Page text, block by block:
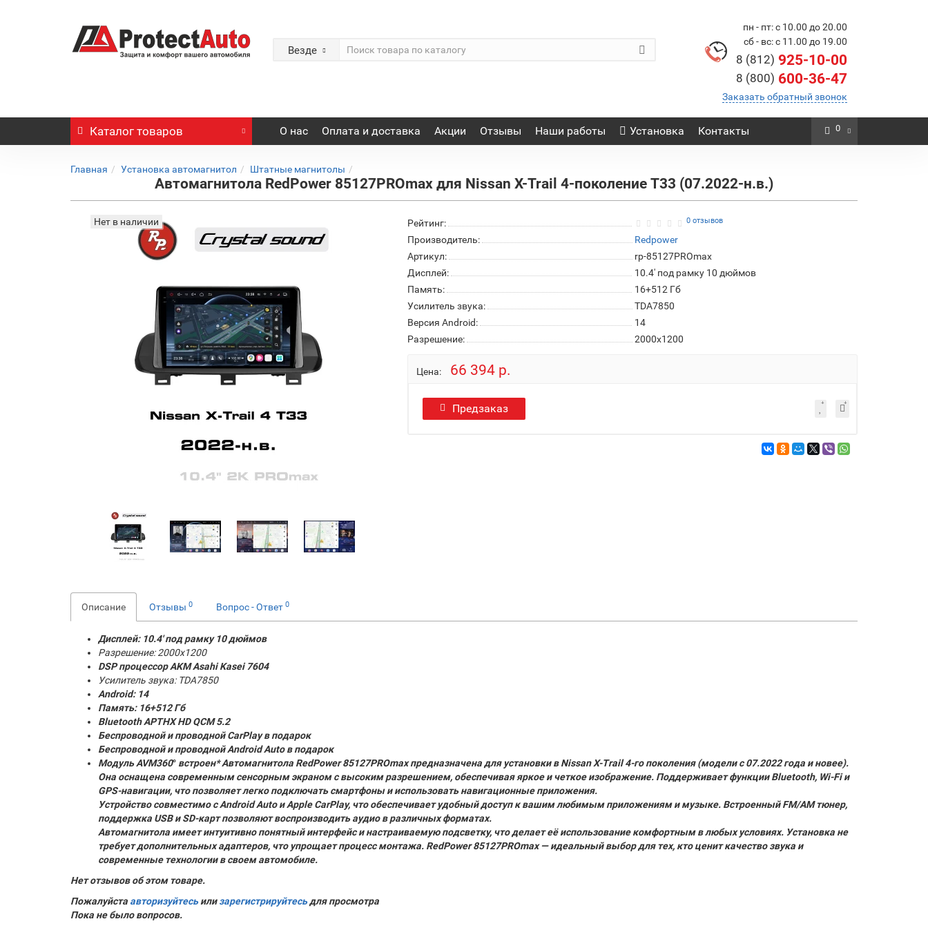
Везде
пн - пт: с 10.00 до 20.00
сб - вс: с 11.00 до 19.00
8 (812) 925-10-00
8 (800) 600-36-47
Заказать обратный звонок
Каталог товаров О нас Оплата и доставка Акции Отзывы Наши работы Установка Контакты 0
Главная Установка автомагнитол Штатные магнитолы
Автомагнитола RedPower 85127PROmax для Nissan X-Trail 4-поколение T33 (07.2022-н.в.)
Нет в наличии Рейтинг: 0 отзывов
Производитель:
Redpower
Артикул:
rp-85127PROmax
Дисплей:
10.4' под рамку 10 дюймов
Память:
16+512 Гб
Усилитель звука:
TDA7850
Версия Android:
14
Разрешение:
2000x1200
Цена: 66 394 р.
Предзаказ
Описание Отзывы 0 Вопрос - Ответ 0
Дисплей: 10.4' под рамку 10 дюймов
Разрешение: 2000x1200
DSP процессор AKM Asahi Kasei 7604
Усилитель звука: TDA7850
Android: 14
Память: 16+512 Гб
Bluetooth APTHX HD QCM 5.2
Беспроводной и проводной CarPlay в подарок
Беспроводной и проводной Android Auto в подарок
Модуль AVM360° встроен* Автомагнитола RedPower 85127PROmax предназначена для установки в Nissan X-Trail 4-го поколения (модели с 07.2022 года и новее).
Она оснащена современным сенсорным экраном с высоким разрешением, обеспечивая яркое и четкое изображение. Поддерживает функции Bluetooth, Wi-Fi и
GPS-навигации, что позволяет легко подключать смартфоны и использовать навигационные приложения.
Устройство совместимо с Android Auto и Apple CarPlay, что обеспечивает удобный доступ к вашим любимым приложениям и музыке. Встроенный FM/AM тюнер,
поддержка USB и SD-карт позволяют воспроизводить аудио в различных форматах.
Автомагнитола имеет интуитивно понятный интерфейс и настраиваемую подсветку, что делает её использование комфортным в любых условиях. Установка не
требует дополнительных адаптеров, что упрощает процесс монтажа. RedPower 85127PROmax — идеальный выбор для тех, кто ценит качество звука и
современные технологии в своем автомобиле.
Нет отзывов об этом товаре.
Пожалуйста авторизуйтесьилизарегистрируйтесьдля просмотра
Пока не было вопросов.